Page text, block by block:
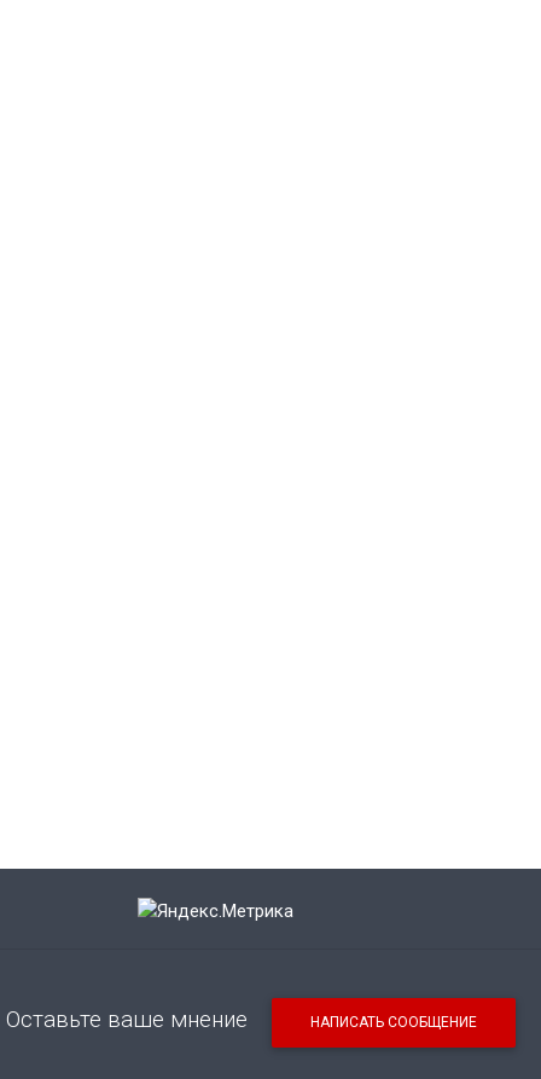
Оставьте ваше мнение НАПИСАТЬ СООБЩЕНИЕ